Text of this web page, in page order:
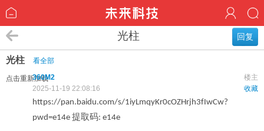
回复
光柱
光柱 看全部
点击重新加载 楼主
360M2
收藏
2025-11-19 22:08:16
https://pan.baidu.com/s/1iyLmqyKr0cOZHrjh3fIwCw?
pwd=e14e 提取码: e14e